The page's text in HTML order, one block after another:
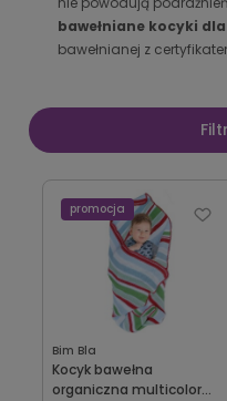
bawełniane kocyki
bawełnianej z
Bim Bla
Kocyk bawełna
organiczna multicolor
promocja